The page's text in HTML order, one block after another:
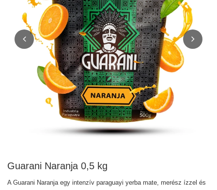
Guarani Naranja 0,5 kg
A Guarani Naranja egy intenzív paraguayi yerba mate, merész ízzel és